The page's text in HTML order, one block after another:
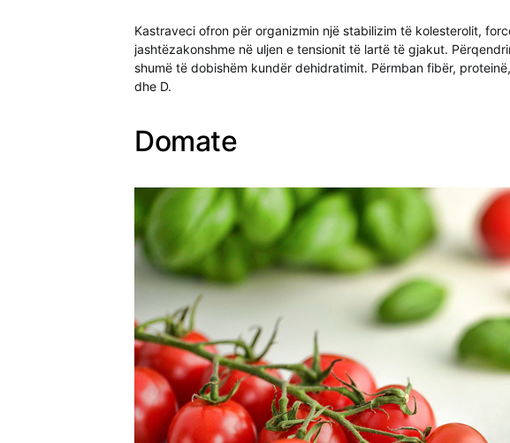
Kastraveci ofron për organizmin një stabilizim të kolesterolit,
jashtëzakonshme në uljen e tensionit të lartë të gjakut.
shumë të dobishëm kundër dehidratimit. Përmban fibër,
dhe D.
Domate